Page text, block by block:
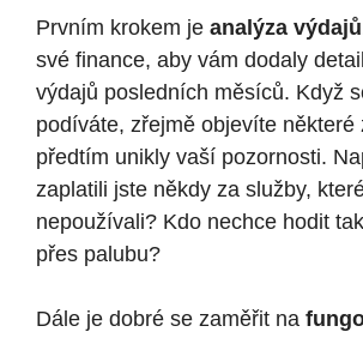
Prvním krokem je analýza výdajů
své finance, aby vám dodaly
výdajů posledních měsíců. Když
podíváte, zřejmě objevíte některé
předtím unikly vaší pozornosti.
zaplatili jste někdy za služby,
nepoužívali? Kdo nechce hodit
přes palubu?
Dále je dobré se zaměřit na